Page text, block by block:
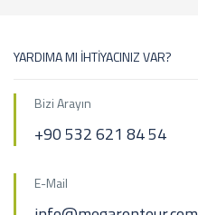
YARDIMA MI İHTİYACINIZ VAR?
Bizi Arayın
+90 532 621 84 54
E-Mail